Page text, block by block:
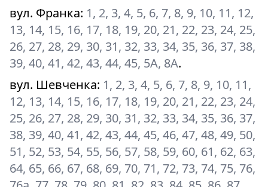
вул. Франка: 1, 2, 3, 4, 5, 6, 7, 8, 9, 10, 11, 12,
13, 14, 15, 16, 17, 18, 19, 20, 21, 22, 23, 24, 25,
26, 27, 28, 29, 30, 31, 32, 33, 34, 35, 36, 37, 38,
39, 40, 41, 42, 43, 44, 45, 5А, 8А.
вул. Шевченка: 1, 2, 3, 4, 5, 6, 7, 8, 9, 10, 11,
12, 13, 14, 15, 16, 17, 18, 19, 20, 21, 22, 23, 24,
25, 26, 27, 28, 29, 30, 31, 32, 33, 34, 35, 36, 37,
38, 39, 40, 41, 42, 43, 44, 45, 46, 47, 48, 49, 50,
51, 52, 53, 54, 55, 56, 57, 58, 59, 60, 61, 62, 63,
64, 65, 66, 67, 68, 69, 70, 71, 72, 73, 74, 75, 76,